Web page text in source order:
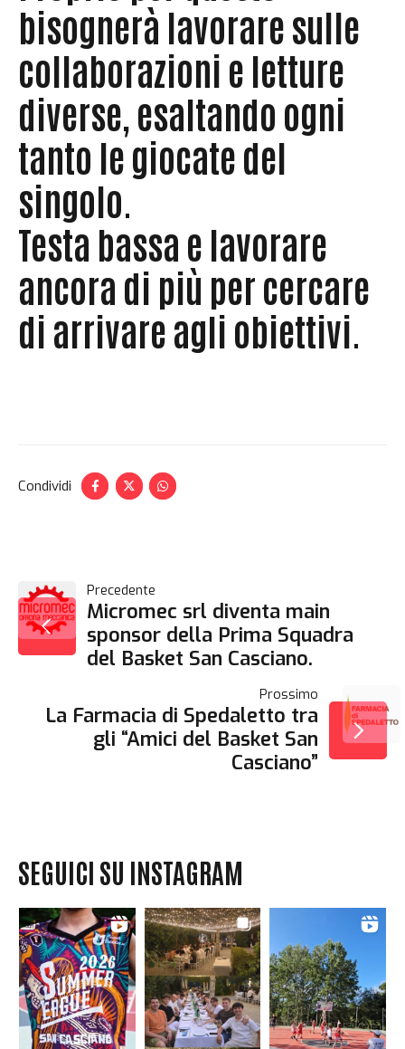
bisognerà lavorare sulle
collaborazioni e letture
diverse, esaltando ogni
tanto le giocate del
singolo.
Testa bassa e lavorare
ancora di più per cercare
di arrivare agli obiettivi.
Condividi
NAVIGAZIONE
ARTICOLI
Precedente
Micromec srl diventa main
sponsor della Prima Squadra
del Basket San Casciano.
Prossimo
La Farmacia di Spedaletto tra
gli “Amici del Basket San
Casciano”
SEGUICI SU INSTAGRAM